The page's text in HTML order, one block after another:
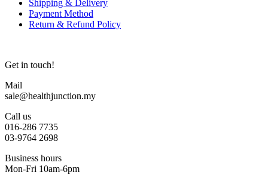
Shipping & Delivery
Payment Method
Return & Refund Policy
Get in touch!
Mail
sale@healthjunction.my
Call us
016-286 7735
03-9764 2698
Business hours
Mon-Fri 10am-6pm